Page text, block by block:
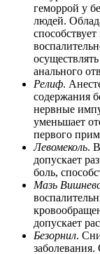
геморрой у
людей.
анального
Релиф.
содержания
нервные
уменьшает
первого
Левомеколь.
допускает
боль,
Мазь
допускает
Безорнил.